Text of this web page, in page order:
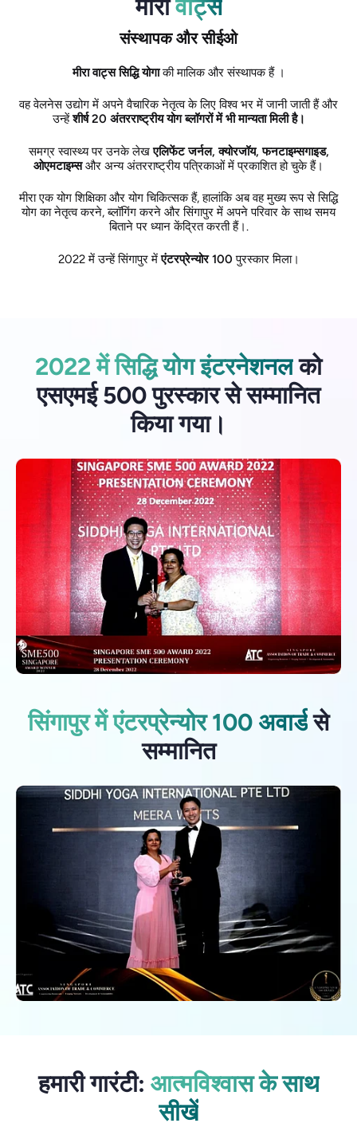
मीरावाट्स
संस्थापक और सीईओ
मीरा वाट्स सिद्धि योगाकी मालिक और संस्थापक हैं ।
वह वेलनेस उद्योग में अपने वैचारिक नेतृत्व के लिए विश्व भर में जानी जाती हैं और
उन्हेंशीर्ष 20 अंतरराष्ट्रीय योग ब्लॉगरों में भी मान्यता मिली है।
समग्र स्वास्थ्य पर उनके लेखएलिफेंट जर्नल, क्योरजॉय, फनटाइम्सगाइड,
ओएमटाइम्सऔर अन्य अंतरराष्ट्रीय पत्रिकाओं में प्रकाशित हो चुके हैं।
मीरा एक योग शिक्षिका और योग चिकित्सक हैं, हालांकि अब वह मुख्य रूप से सिद्धि
योग का नेतृत्व करने, ब्लॉगिंग करने और सिंगापुर में अपने परिवार के साथ समय
बिताने पर ध्यान केंद्रित करती हैं।.
2022 में उन्हें सिंगापुर मेंएंटरप्रेन्योर 100 पुरस्कार मिला।
2022 में सिद्धि योग इंटरनेशनलको
एसएमई 500 पुरस्कार से सम्मानित
किया गया।
सिंगापुर में एंटरप्रेन्योर 100 अवार्डसे
सम्मानित
हमारी गारंटी: आत्मविश्वास के साथ
सीखें